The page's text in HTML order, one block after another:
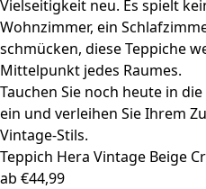
Vielseitigkeit neu. Es spielt
Wohnzimmer, ein
schmücken, diese Teppiche
Mittelpunkt jedes Raumes.
Tauchen Sie noch heute in
ein und verleihen Sie Ihrem
Vintage-Stils.
Teppich Hera Vintage Beige
ab €44,99